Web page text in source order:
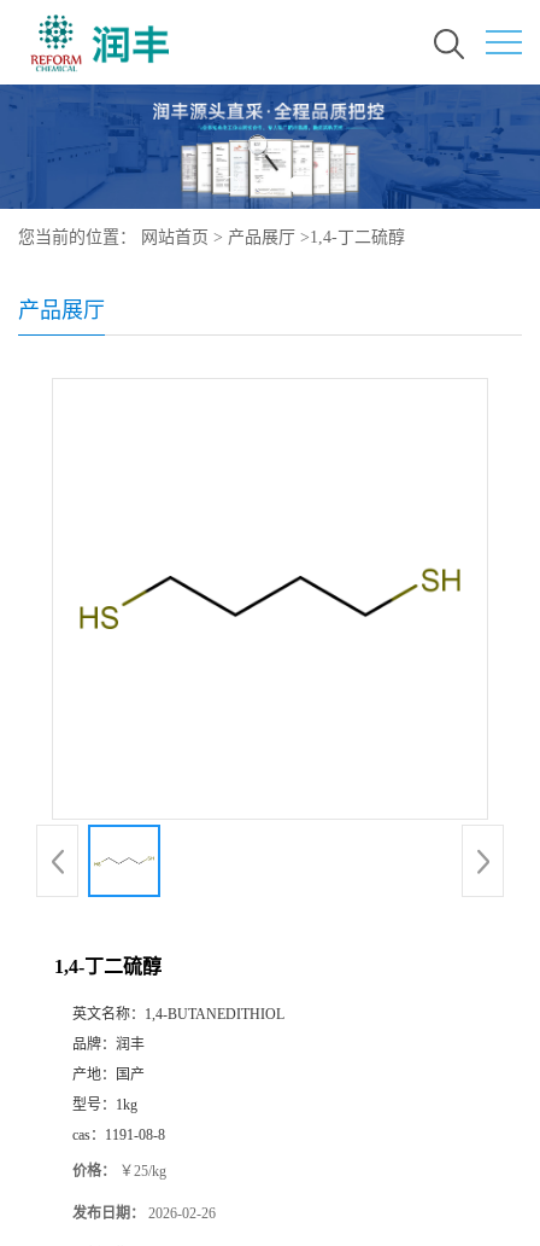
您当前的位置： 网站首页 > 产品展厅 >1,4-丁二硫醇
产品展厅
1,4-丁二硫醇
英文名称： 1,4-BUTANEDITHIOL
品牌： 润丰
产地：
国产
型号： 1kg
cas： 1191-08-8
价格： ￥25/kg
发布日期： 2026-02-26